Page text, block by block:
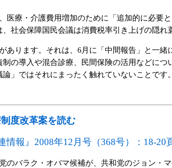
医療・介護費用増加のために「追加的に必要
社会保障国民会議は消費税率引き上げの隠れ
あります。それは、6月に「中間報告」と一
の導入や混合診療、民間保険の活用などに
」ではそれにまったく触れていないことです。
度改革案を読む
報』2008年12月号（368号）：18-20
のバラク・オバマ候補が、共和党のジョン・